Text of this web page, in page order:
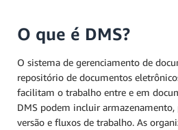
O que é DMS?
O sistema de gerenciamento de
repositório de documentos
facilitam o trabalho entre e em
DMS podem incluir armazenamento,
versão e fluxos de trabalho. As